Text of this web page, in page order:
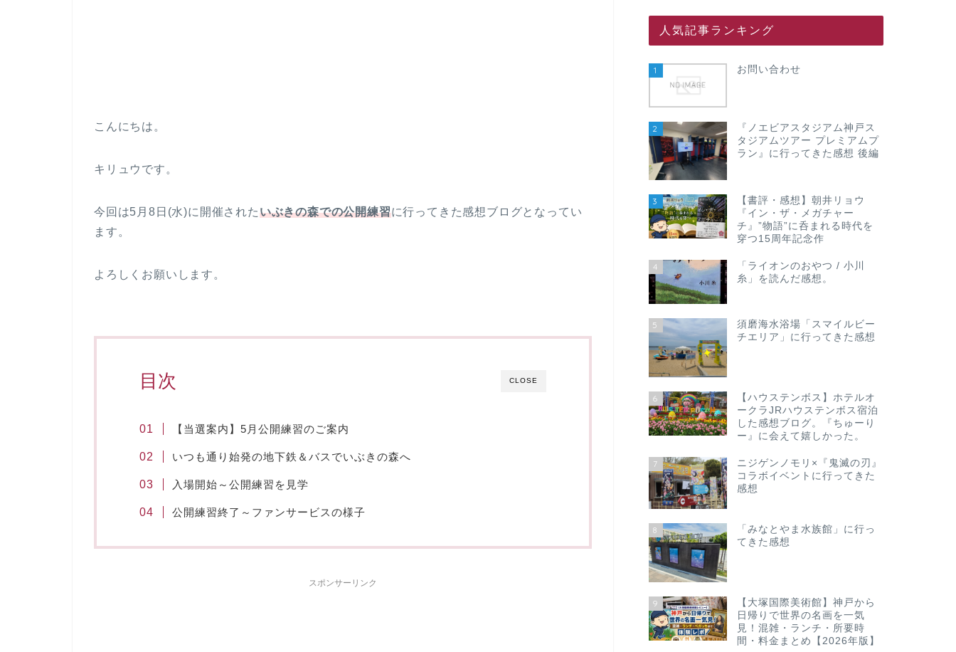
こんにちは。
キリュウです。
今回は5月8日(水)に開催されたいぶきの森での公開練習に行ってきた感想ブログとなってい
ます。
よろしくお願いします。
CLOSE
目次
【当選案内】5月公開練習のご案内
いつも通り始発の地下鉄＆バスでいぶきの森へ
入場開始～公開練習を見学
公開練習終了～ファンサービスの様子
スポンサーリンク
人気記事ランキング
1 お問い合わせ
2
『ノエビアスタジアム神戸ス
タジアムツアー プレミアムプ
ラン』に行ってきた感想 後編
3
【書評・感想】朝井リョウ
『イン・ザ・メガチャー
チ』”物語”に呑まれる時代を
穿つ15周年記念作
4
「ライオンのおやつ / 小川
糸」を読んだ感想。
5
須磨海水浴場「スマイルビー
チエリア」に行ってきた感想
6
【ハウステンボス】ホテルオ
ークラJRハウステンボス宿泊
した感想ブログ。『ちゅーり
ー』に会えて嬉しかった。
7
ニジゲンノモリ×『鬼滅の刃』
コラボイベントに行ってきた
感想
8
「みなとやま水族館」に行っ
てきた感想
9
【大塚国際美術館】神戸から
日帰りで世界の名画を一気
見！混雑・ランチ・所要時
間・料金まとめ【2026年版】